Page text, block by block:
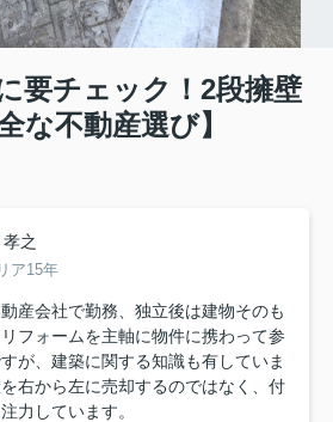
要チェック！2段擁壁
な不動産選び】
之
ア15年
産会社で勤務、独立後は建物そのも
フォームを主軸に物件に携わって参
が、建築に関する知識も有していま
右から左に売却するのではなく、付
力しています。